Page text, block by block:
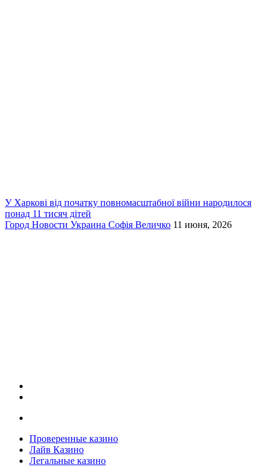
У Харкові від початку повномасштабної війни народилося
понад 11 тисяч дітей
Город Новости Украина Софія Величко 11 июня, 2026
Проверенные казино
Лайв Казино
Легальные казино